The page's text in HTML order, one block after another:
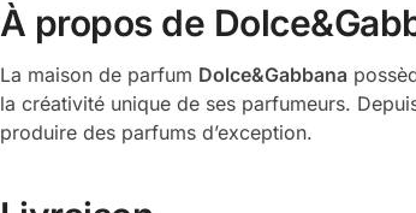
À propos de
La maison de parfum Dolce&Gabbana
la créativité unique de ses parfumeurs.
produire des parfums d’exception.